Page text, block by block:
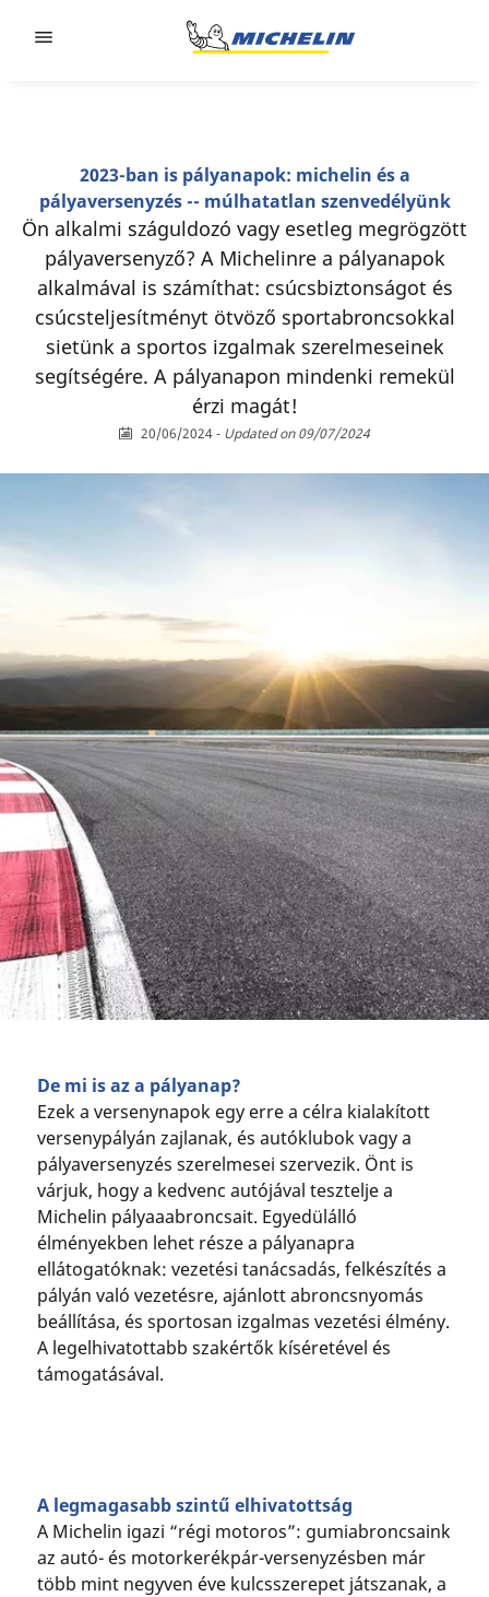
2023-ban is pályanapok: michelin és a
pályaversenyzés -- múlhatatlan szenvedélyünk
Ön alkalmi száguldozó vagy esetleg megrögzött
pályaversenyző? A Michelinre a pályanapok
alkalmával is számíthat: csúcsbiztonságot és
csúcsteljesítményt ötvöző sportabroncsokkal
sietünk a sportos izgalmak szerelmeseinek
segítségére. A pályanapon mindenki remekül
érzi magát!
20/06/2024- Updated on 09/07/2024
De mi is az a pályanap?
Ezek a versenynapok egy erre a célra kialakított
versenypályán zajlanak, és autóklubok vagy a
pályaversenyzés szerelmesei szervezik. Önt is
várjuk, hogy a kedvenc autójával tesztelje a
Michelin pályaaabroncsait. Egyedülálló
élményekben lehet része a pályanapra
ellátogatóknak: vezetési tanácsadás, felkészítés a
pályán való vezetésre, ajánlott abroncsnyomás
beállítása, és sportosan izgalmas vezetési élmény.
A legelhivatottabb szakértők kíséretével és
támogatásával.
A legmagasabb szintű elhivatottság
A Michelin igazi “régi motoros”: gumiabroncsaink
az autó- és motorkerékpár-versenyzésben már
több mint negyven éve kulcsszerepet játszanak, a